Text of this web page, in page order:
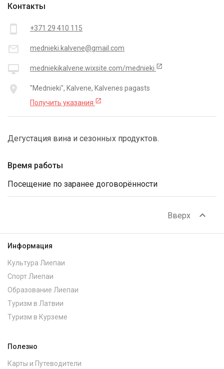
Время работы
Посещение по заранее договорённости
Контакты
smartphone +371 29 410 115
mail_outline mednieki.kalvene@gmail.com
desktop_mac medniekikalvene.wixsite.com/mednieki open_in_new
place
"Mednieki", Kalvene, Kalvenes pagasts
Получить указания open_in_new
Дегустация вина и сезонных продуктов.
Вверх expand_less
Информация
Культура Лиепаи
Спорт Лиепаи
Образование Лиепаи
Туризм в Латвии
Туризм в Курземе
Полезно
Карты и Путеводители